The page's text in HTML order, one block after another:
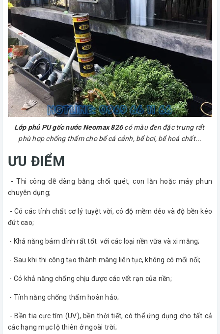
Lớp phủ PU gốc nước Neomax 826có màu đen đặc trưng rất
phù hợp chống thấm cho bể cá cảnh, bể bơi, bể hoá chất...
ƯU ĐIỂM
- Thi công dễ dàng bằng chổi quét, con lăn hoặc máy phun
chuyên dụng;
- Có các tính chất cơ lý tuyệt vời, có độ mềm dẻo và độ bền kéo
đứt cao;
- Khả năng bám dính rất tốt với các loại nền vữa và xi măng;
- Sau khi thi công tạo thành màng liên tục, không có mối nối;
- Có khả năng chống chịu được các vết rạn của nền;
- Tính năng chống thấm hoàn hảo;
- Bền tia cực tím (UV), bền thời tiết, có thể ứng dụng cho tất cả
các hạng mục lộ thiên ở ngoài trời;